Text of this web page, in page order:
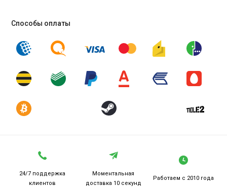
Способы оплаты
24/7 поддержка
клиентов
Моментальная
доставка 10 секунд
Работаем с 2010 года